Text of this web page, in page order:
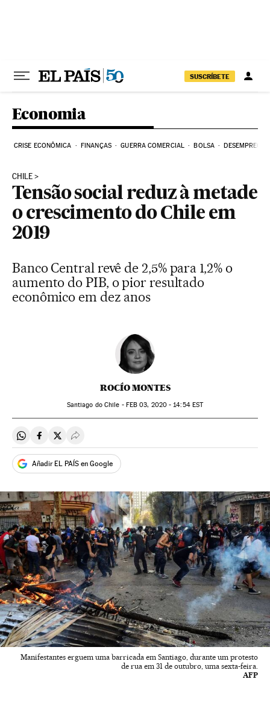
SUSCRÍBETE
Economia
CRISE ECONÔMICA FINANÇAS GUERRA COMERCIAL BOLSA DESEMPREGO
CHILE
Tensão social reduz à metade
o crescimento do Chile em
2019
Banco Central revê de 2,5% para 1,2% o
aumento do PIB, o pior resultado
econômico em dez anos
ROCÍO MONTES
Santiago do Chile - FEB 03, 2020 - 14:54EST
Compartir en Whatsapp
Compartir en Facebook
Compartir en Twitter
Desplegar Redes Sociales
Añadir EL PAÍS en Google
Manifestantes erguem uma barricada em Santiago, durante um protesto
de rua em 31 de outubro, uma sexta-feira.
AFP